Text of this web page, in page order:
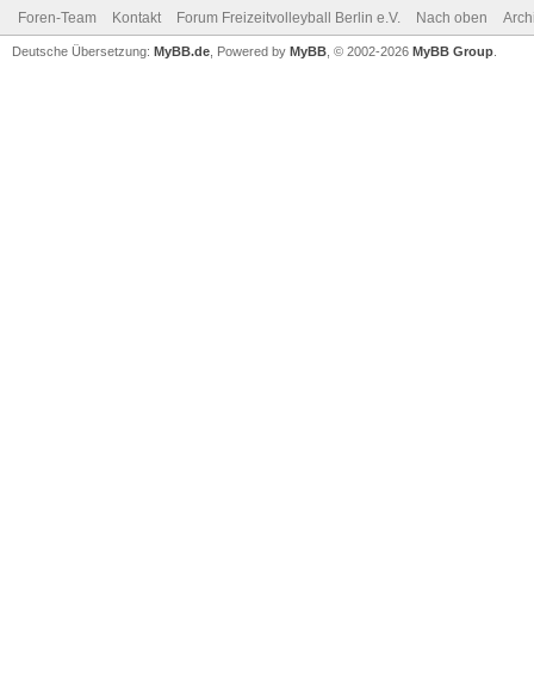
Foren-Team Kontakt Forum Freizeitvolleyball Berlin e.V. Nach oben
Deutsche Übersetzung: MyBB.de , Powered by MyBB , © 2002-2026 MyBB Group